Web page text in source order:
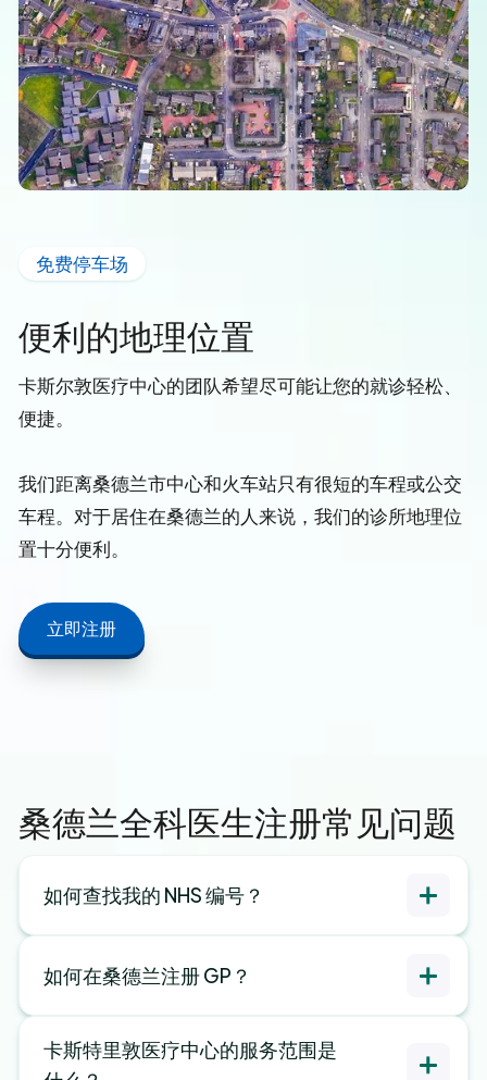
免费停车场
便利的地理位置
卡斯尔敦医疗中心的团队希望尽可能让您的就诊轻松、
便捷。
我们距离桑德兰市中心和火车站只有很短的车程或公交
车程。对于居住在桑德兰的人来说，我们的诊所地理位
置十分便利。
立即注册
桑德兰全科医生注册常见问题
如何查找我的 NHS 编号？
如何在桑德兰注册 GP？
卡斯特里敦医疗中心的服务范围是